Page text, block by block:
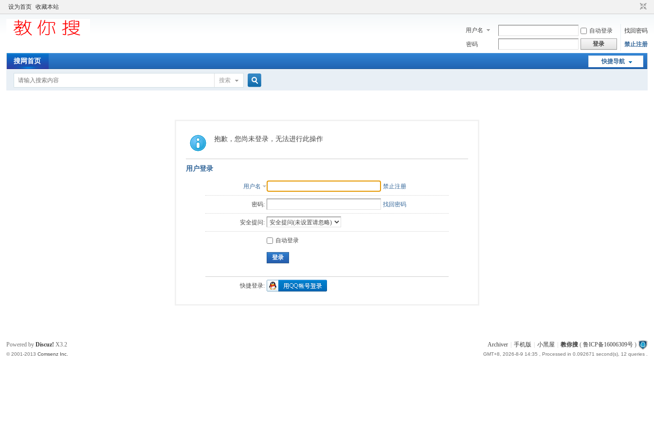
设为首页 收藏本站
用户名 自动登录
找回密码
密码
登录 禁止注册
快捷导航
搜网首页
搜索
索
抱歉，您尚未登录，无法进行此操作
用户登录
用户名 禁止注册
密码: 找回密码
安全提问:
自动登录
登录
快捷登录:
Archiver 手机版 小黑屋 教你搜( 鲁ICP备16006309号)
GMT+8, 2026-8-9 14:35 , Processed in 0.092671 second(s), 12 queries .
Powered byDiscuz! X3.2
© 2001-2013Comsenz Inc.